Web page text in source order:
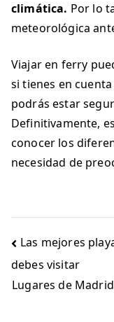
climática. Por lo
meteorológica
Viajar en ferry
si tienes en
podrás estar
Definitivamente,
conocer los
necesidad de
Navegación
de
entradas
Las mejores
debes visitar
Lugares de